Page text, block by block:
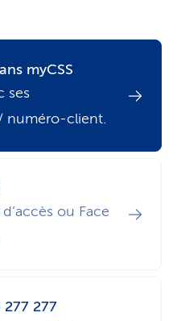
myCSS
ses
numéro-client.
ou Face
277